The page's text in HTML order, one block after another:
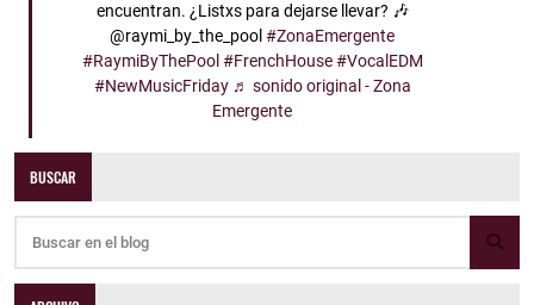
encuentran. ¿Listxs para dejarse llevar? 🎶
@raymi_by_the_pool#ZonaEmergente
#RaymiByThePool #FrenchHouse #VocalEDM
#NewMusicFriday ♬ sonido original - Zona
Emergente
BUSCAR